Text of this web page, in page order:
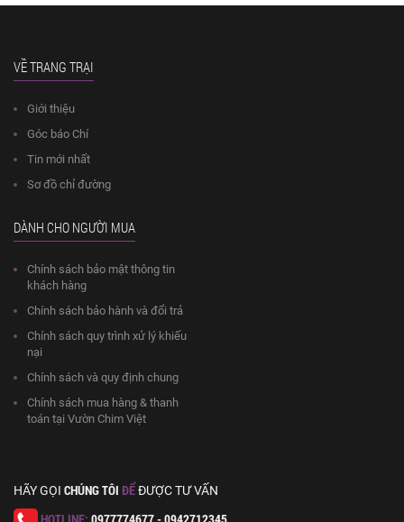
VỀ TRANG TRẠI
Giới thiệu
Góc báo Chí
Tin mới nhất
Sơ đồ chỉ đường
DÀNH CHO NGƯỜI MUA
Chính sách bảo mật thông tin
khách hàng
Chính sách bảo hành và đổi trả
Chính sách quy trình xử lý khiếu
nại
Chính sách và quy định chung
Chính sách mua hàng & thanh
toán tại Vườn Chim Việt
HÃY GỌI CHÚNG TÔI ĐỂĐƯỢC TƯ VẤN